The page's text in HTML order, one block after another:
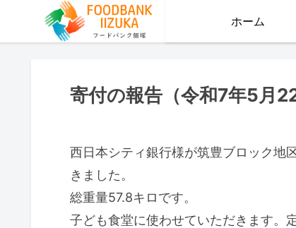
ホーム
寄付の報告（令和7年5月22
西日本シティ銀行様が筑豊ブロック地
きました。
総重量57.8キロです。
子ども食堂に使わせていただきます。